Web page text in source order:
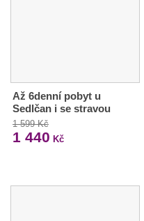
Až 6denní pobyt u
Sedlčan i se stravou
1 599 Kč
1 440 Kč